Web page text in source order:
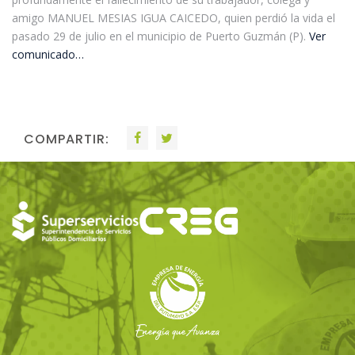
amigo MANUEL MESIAS IGUA CAICEDO, quien perdió la vida el
pasado 29 de julio en el municipio de Puerto Guzmán (P). Ver
comunicado…
COMPARTIR: